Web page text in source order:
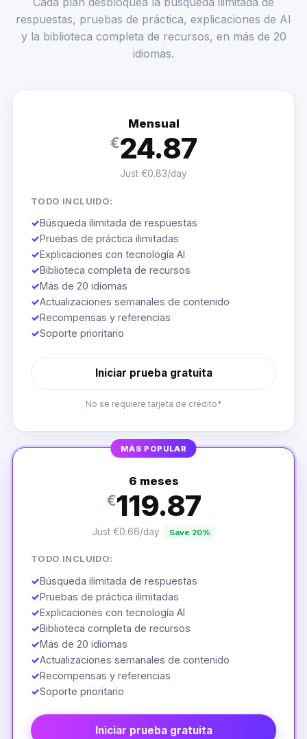
respuestas, pruebas de práctica, explicaciones de AI
y la biblioteca completa de recursos, en más de 20
idiomas.
Mensual
€24.87
Just €0.83/day
TODO INCLUIDO:
✓Búsqueda ilimitada de respuestas
✓Pruebas de práctica ilimitadas
✓Explicaciones con tecnología AI
✓Biblioteca completa de recursos
✓Más de 20 idiomas
✓Actualizaciones semanales de contenido
✓Recompensas y referencias
✓Soporte prioritario
Iniciar prueba gratuita
No se requiere tarjeta de crédito*
MÁS POPULAR
6 meses
€119.87
Just €0.66/day Save 20%
TODO INCLUIDO:
✓Búsqueda ilimitada de respuestas
✓Pruebas de práctica ilimitadas
✓Explicaciones con tecnología AI
✓Biblioteca completa de recursos
✓Más de 20 idiomas
✓Actualizaciones semanales de contenido
✓Recompensas y referencias
✓Soporte prioritario
Iniciar prueba gratuita